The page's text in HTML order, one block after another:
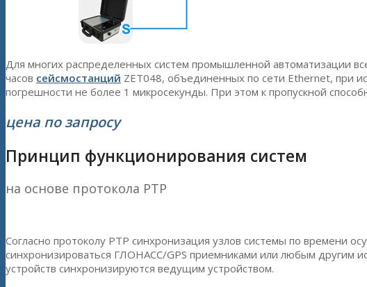
Для многих распределенных систем промышленной автоматизации
часов сейсмостанций ZET048, объединенных по сети Ethernet, при
погрешности не более 1 микросекунды. При этом к пропускной
цена по запросу
Принцип функционирования систем
на основе протокола PTP
Согласно протоколу PTP синхронизация узлов системы по времени
синхронизироваться ГЛОНАСС/GPS приемниками или любым другим
устройств синхронизируются ведущим устройством.